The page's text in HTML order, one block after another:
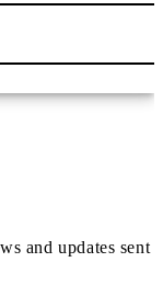
and updates sent